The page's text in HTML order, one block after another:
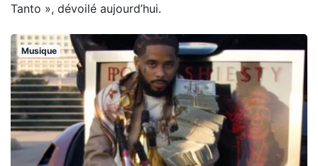
Tanto », dévoilé aujourd’hui.
Musique